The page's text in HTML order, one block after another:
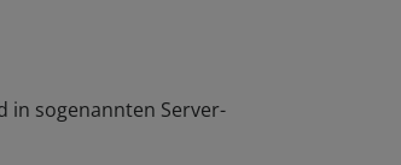
in sogenannten Server-